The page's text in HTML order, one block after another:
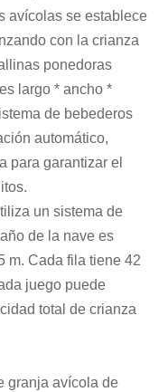
avícolasse establece
con la crianza
ponedoras
largo * ancho *
de bebederos
automático,
para garantizar el
un sistema de
de la nave es
m. Cada fila tiene 42
juego puede
total de crianza
granja avícolade